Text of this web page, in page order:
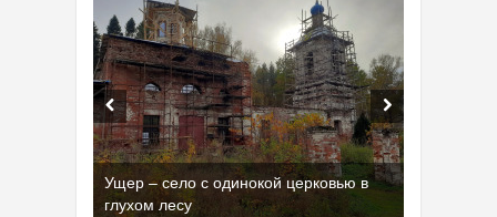
Ущер – село с одинокой церковью в
глухом лесу